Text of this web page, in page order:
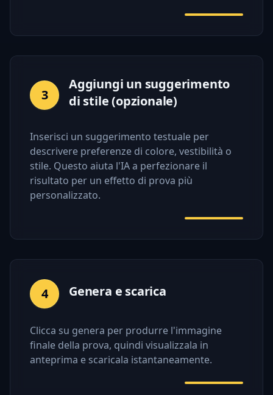
3
Aggiungi un suggerimento
di stile (opzionale)
Inserisci un suggerimento testuale per
descrivere preferenze di colore, vestibilità o
stile. Questo aiuta l'IA a perfezionare il
risultato per un effetto di prova più
personalizzato.
4 Genera e scarica
Clicca su genera per produrre l'immagine
finale della prova, quindi visualizzala in
anteprima e scaricala istantaneamente.